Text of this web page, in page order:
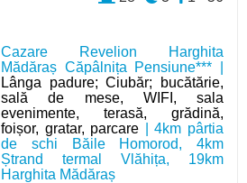
Cazare Revelion Harghita
Mădăraș Căpâlnița Pensiune*** |
Lânga padure; Ciubăr; bucătărie,
sală de mese, WIFI, sala
evenimente, terasă, grădină,
foișor, gratar, parcare | 4km pârtia
de schi Băile Homorod, 4km
Ștrand termal Vlăhița, 19km
Harghita Mădăraș